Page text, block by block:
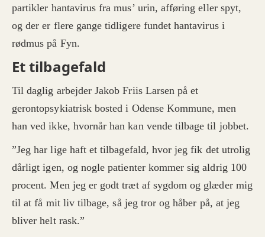
partikler hantavirus fra mus’ urin, afføring eller spyt,
og der er flere gange tidligere fundet hantavirus i
rødmus på Fyn.
Et tilbagefald
Til daglig arbejder Jakob Friis Larsen på et
gerontopsykiatrisk bosted i Odense Kommune, men
han ved ikke, hvornår han kan vende tilbage til jobbet.
”Jeg har lige haft et tilbagefald, hvor jeg fik det utrolig
dårligt igen, og nogle patienter kommer sig aldrig 100
procent. Men jeg er godt træt af sygdom og glæder mig
til at få mit liv tilbage, så jeg tror og håber på, at jeg
bliver helt rask.”